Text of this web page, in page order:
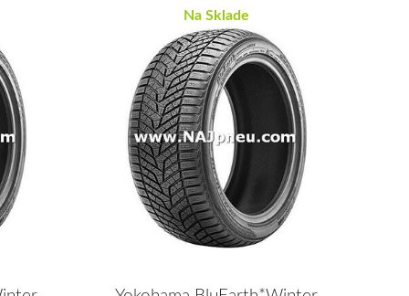
Na Sklade